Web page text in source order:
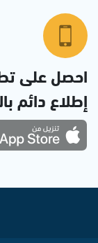
احصل على
إطلاع دائم